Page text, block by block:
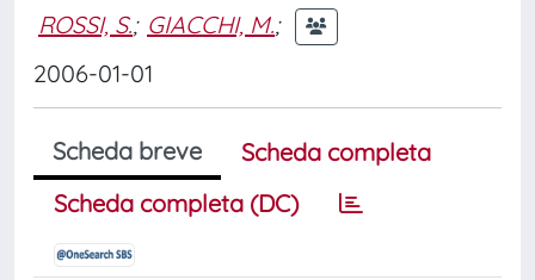
ROSSI, S.; GIACCHI, M.;
2006-01-01
Scheda breve
Scheda completa
Scheda completa (DC)